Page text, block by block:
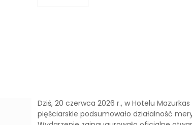
Dziś, 20 czerwca 2026 r., w Hotelu
pięściarskie podsumowało działalność